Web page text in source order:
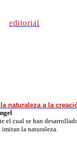
editorial
naturaleza a la
el cual se han
la naturaleza.